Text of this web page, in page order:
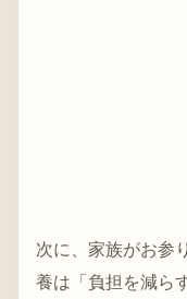
次に、家族がお参
養は「負担を減ら